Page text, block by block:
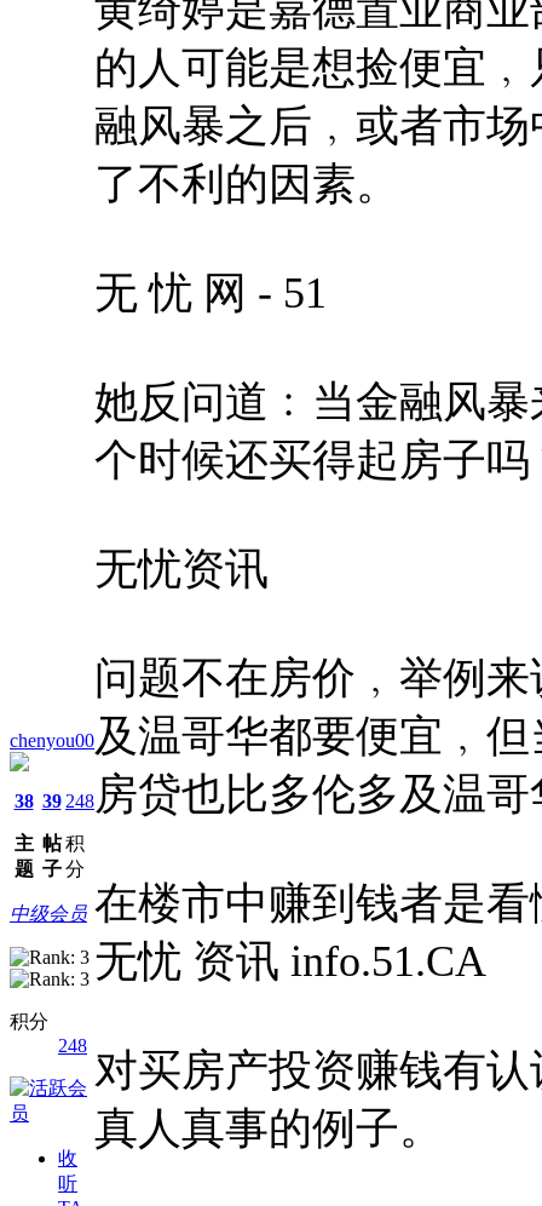
chenyou00
38
主
题
39
帖
子
248
积
分
中级会员
积分
248
收
听
的人可能是想捡便宜
融风暴之后﹐或者市
了不利的因素。
无 忧 网 - 51
她反问道﹕当金融风
个时候还买得起房子吗
无忧资讯
问题不在房价﹐举例
及温哥华都要便宜﹐
房贷也比多伦多及温
在楼市中赚到钱者是
无忧 资讯 info.51.CA
对买房产投资赚钱有
真人真事的例子。